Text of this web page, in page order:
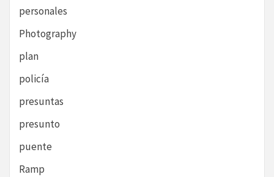
personales
Photography
plan
policía
presuntas
presunto
puente
Ramp